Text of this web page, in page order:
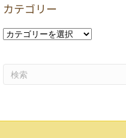
イ
カテゴリー
カ